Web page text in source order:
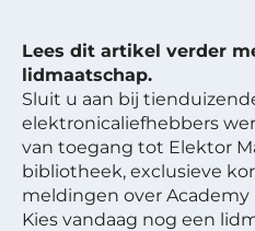
Lees dit artikel verder
lidmaatschap.
Sluit u aan bij
elektronicaliefhebbers
van toegang tot Elektor
bibliotheek, exclusieve
meldingen over
Kies vandaag nog een